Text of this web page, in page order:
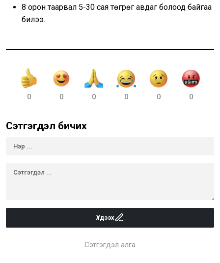
8 орон таарвал 5-30 сая төгрөг авдаг болоод байгаа
билээ.
0 0 0 0 0 0
Сэтгэгдэл бичих
Үлдээх
Сэтгэгдэл алга